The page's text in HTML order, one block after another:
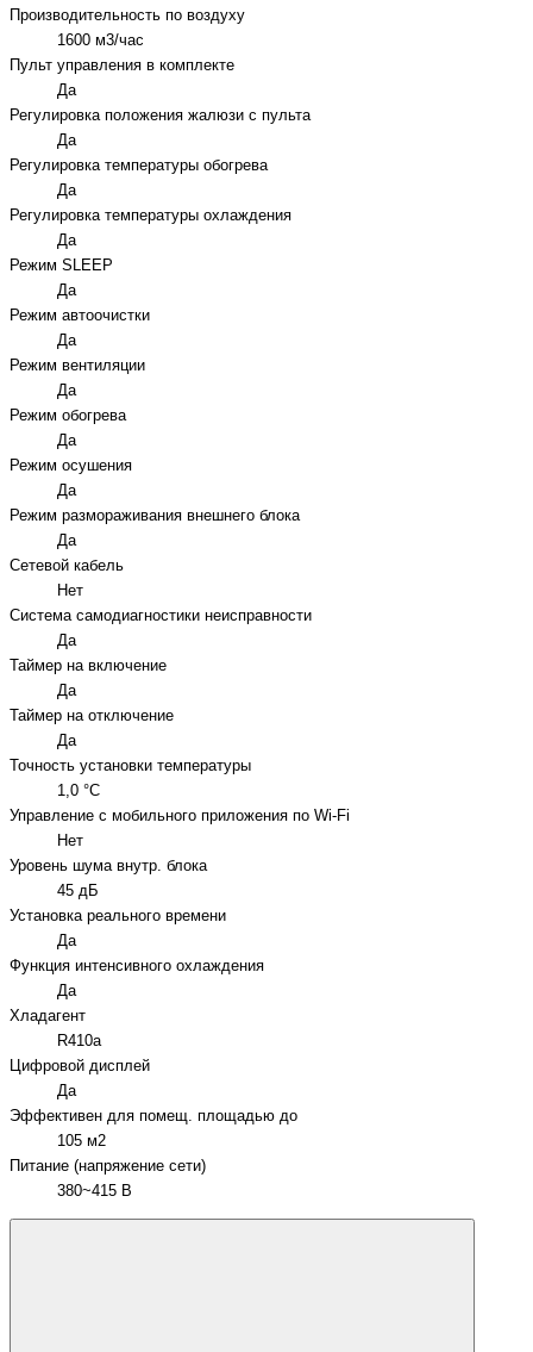
Производительность по воздуху
1600 м3/час
Пульт управления в комплекте
Да
Регулировка положения жалюзи с пульта
Да
Регулировка температуры обогрева
Да
Регулировка температуры охлаждения
Да
Режим SLEEP
Да
Режим автоочистки
Да
Режим вентиляции
Да
Режим обогрева
Да
Режим осушения
Да
Режим размораживания внешнего блока
Да
Сетевой кабель
Нет
Система самодиагностики неисправности
Да
Таймер на включение
Да
Таймер на отключение
Да
Точность установки температуры
1,0 °С
Управление c мобильного приложения по Wi-Fi
Нет
Уровень шума внутр. блока
45 дБ
Установка реального времени
Да
Функция интенсивного охлаждения
Да
Хладагент
R410a
Цифровой дисплей
Да
Эффективен для помещ. площадью до
105 м2
Питание (напряжение сети)
380~415 В